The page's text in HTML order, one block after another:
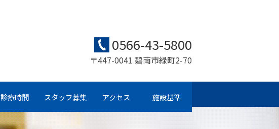
0566-43-5800
〒447-0041 碧南市緑町2-70
診療時間 スタッフ募集 アクセス 施設基準